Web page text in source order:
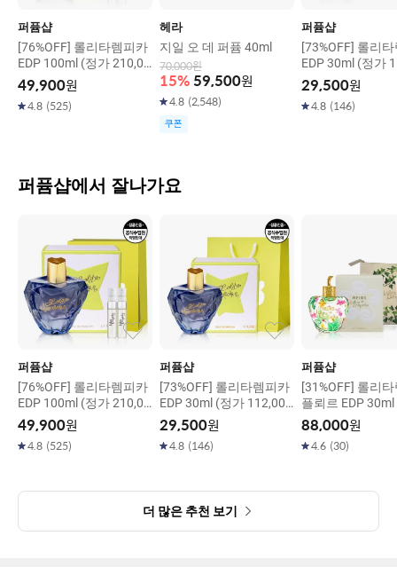
퍼퓸샵
[76%OFF] 롤리타렘피카
EDP 100ml (정가 210,00
0원)
49,900원
4.8 (525)
헤라
지일 오 데 퍼퓸 40ml
70,000원
15% 59,500원
4.8 (2,548)
쿠폰
퍼퓸샵
[73%OFF] 롤리
EDP 30ml (정가
원)
29,500원
4.8 (146)
퍼퓸샵에서 잘나가요
퍼퓸샵
[76%OFF] 롤리타렘피카
EDP 100ml (정가 210,00
0원)
49,900원
4.8 (525)
퍼퓸샵
[73%OFF] 롤리타렘피카
EDP 30ml (정가 112,000
원)
29,500원
4.8 (146)
퍼퓸샵
[31%OFF] 롤리
플뢰르 EDP
28,000원)
88,000원
4.6 (30)
더 많은 추천 보기